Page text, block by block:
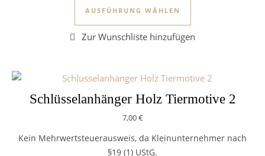
AUSFÜHRUNG WÄHLEN
Schlüsselanhänger Holz Tiermotive 2
7,00€
Kein Mehrwertsteuerausweis, da Kleinunternehmer nach
§19 (1) UStG.